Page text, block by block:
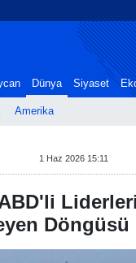
Dünya
Amerika
Siyaset
1 Haz 2026 15:11
Döngüsü